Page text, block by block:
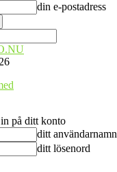
din e-postadress
på ditt konto
ditt användarnamn
ditt lösenord